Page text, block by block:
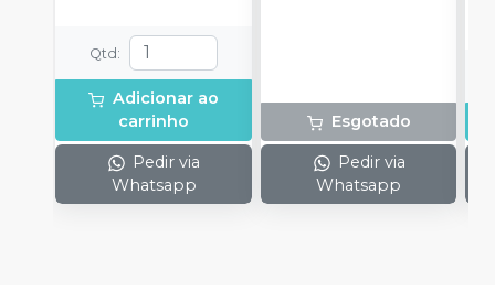
Qtd :
Adicionar ao
carrinho
Pedir via
Whatsapp
Esgotado
Pedir via
Whatsapp